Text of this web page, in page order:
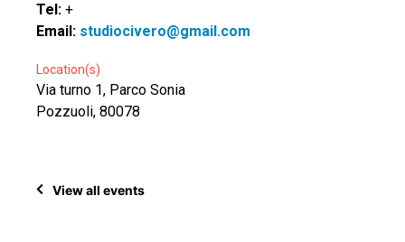
Tel: +
Email: studiocivero@gmail.com
Location(s)
Via turno 1, Parco Sonia
Pozzuoli, 80078
View all events